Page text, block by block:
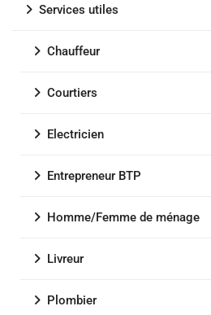
Services utiles
Chauffeur
Courtiers
Electricien
Entrepreneur BTP
Homme/Femme de ménage
Livreur
Plombier